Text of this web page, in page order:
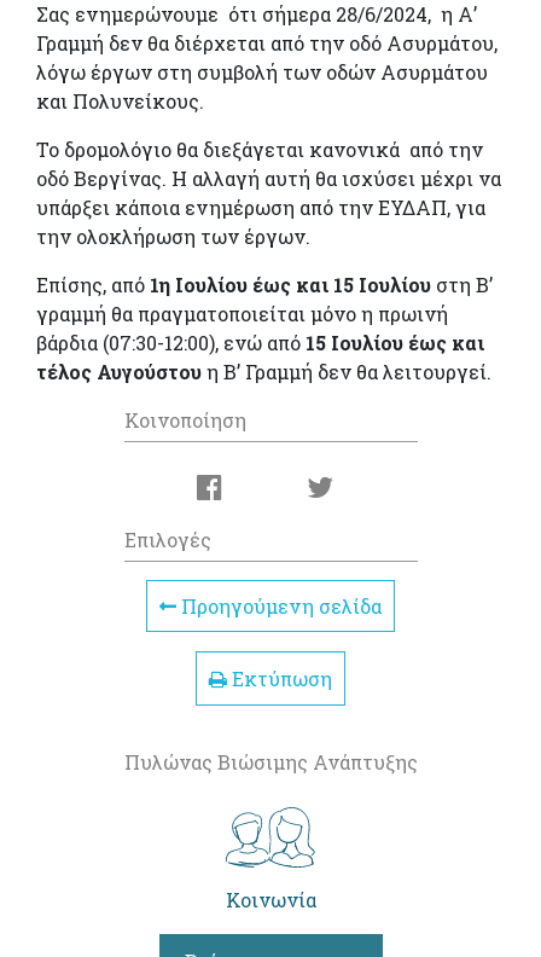
Σας ενημερώνουμε ότι σήμερα 28/6/2024, η Α’
Γραμμή δεν θα διέρχεται από την οδό Ασυρμάτου,
λόγω έργων στη συμβολή των οδών Ασυρμάτου
και Πολυνείκους.
Το δρομολόγιο θα διεξάγεται κανονικά από την
οδό Βεργίνας. Η αλλαγή αυτή θα ισχύσει μέχρι να
υπάρξει κάποια ενημέρωση από την ΕΥΔΑΠ, για
την ολοκλήρωση των έργων.
Επίσης, από 1η Ιουλίου έως και 15 Ιουλίου στη Β’
γραμμή θα πραγματοποιείται μόνο η πρωινή
βάρδια (07:30-12:00), ενώ από 15 Ιουλίου έως και
τέλος Αυγούστουη Β’ Γραμμή δεν θα λειτουργεί.
Κοινοποίηση
Επιλογές
Προηγούμενη σελίδα
Εκτύπωση
Πυλώνας Βιώσιμης Ανάπτυξης
Κοινωνία